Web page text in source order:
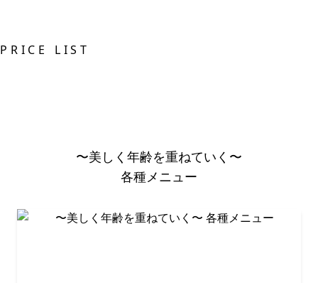
PRICE LIST
〜美しく年齢を重ねていく〜
各種メニュー